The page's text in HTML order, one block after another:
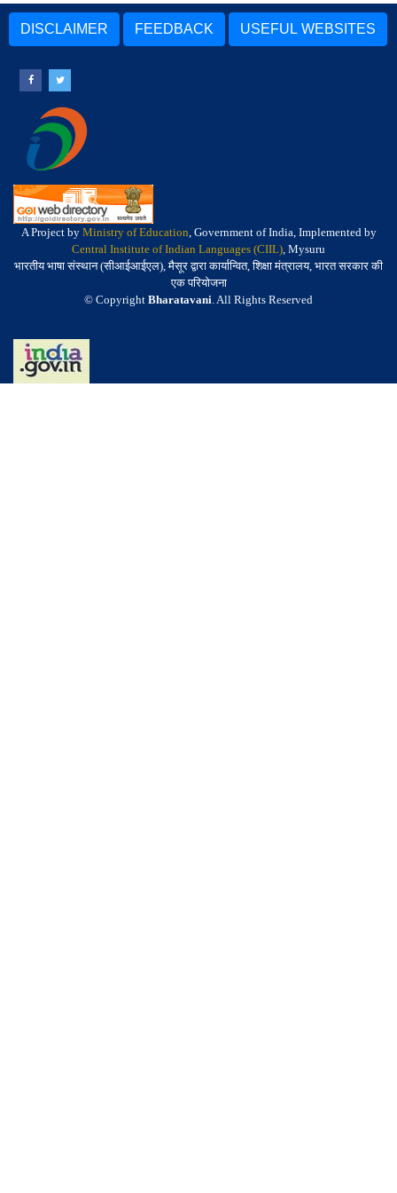
DISCLAIMER FEEDBACK USEFUL WEBSITES
A Project by Ministry of Education, Government of India, Implemented by
Central Institute of Indian Languages (CIIL), Mysuru
भारतीय भाषा संस्थान (सीआईआईएल), मैसूर द्वारा कार्यान्वित, शिक्षा मंत्रालय, भारत सरकार की
एक परियोजना
© Copyright Bharatavani. All Rights Reserved